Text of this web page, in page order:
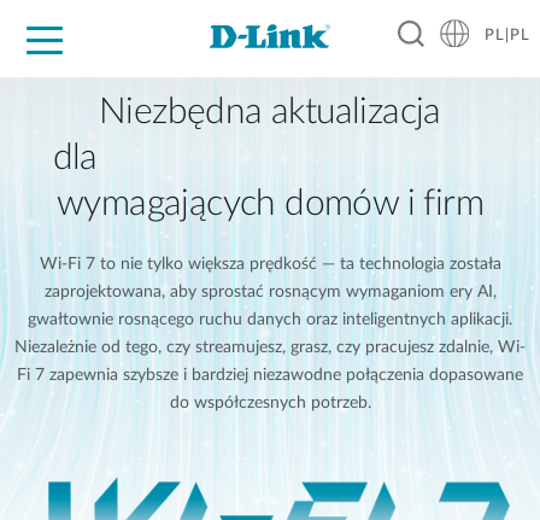
Dla Domu
Dla Firm
Dla Przemysłu
Gdzie Kupić
Wsparcie
Materiały
Partnerzy
PL|PL
Niezbędna aktualizacja
dla
wymagających domów i firm
Wi-Fi 7 to nie tylko większa prędkość — ta technologia została
zaprojektowana, aby sprostać rosnącym wymaganiom ery AI,
gwałtownie rosnącego ruchu danych oraz inteligentnych aplikacji.
Niezależnie od tego, czy streamujesz, grasz, czy pracujesz zdalnie, Wi-
Fi 7 zapewnia szybsze i bardziej niezawodne połączenia dopasowane
do współczesnych potrzeb.